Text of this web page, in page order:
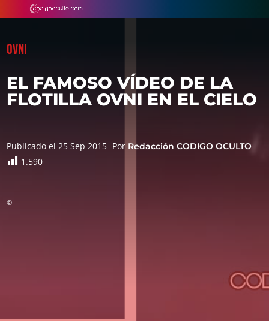
OVNI
EL FAMOSO VÍDEO DE LA
FLOTILLA OVNI EN EL CIELO
Publicado el 25 Sep 2015 Por Redacción CODIGO OCULTO
1.590
©